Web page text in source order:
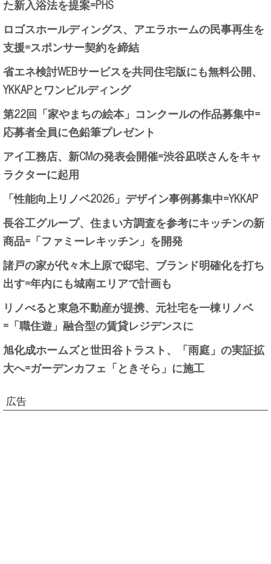
た新入浴法を提案=PHS
ロゴスホールディングス、アエラホームの民事再生を
支援=スポンサー契約を締結
省エネ検討WEBサービスを共同住宅版にも無料公開、
YKKAPとワンビルディング
第22回「家やまちの絵本」コンクールの作品募集中=
応募者全員に色鉛筆プレゼント
アイ工務店、新CMの発表会開催=渋谷凪咲さんをキャ
ラクターに起用
「性能向上リノベ2026」デザイン事例募集中=YKKAP
長谷工グループ、住まい方調査を参考にキッチンの新
商品=「ファミーレキッチン」を開発
諸戸の家が代々木上原で邸宅、ブランド明確化を打ち
出す=年内にも城南エリアで計画も
リノべると東急不動産が提携、元社宅を一棟リノベ
=「職住遊」融合型の賃貸レジデンスに
旭化成ホームズと世田谷トラスト、「雨庭」の実証拡
大へ=ガーデンカフェ「ときそら」に施工
広告